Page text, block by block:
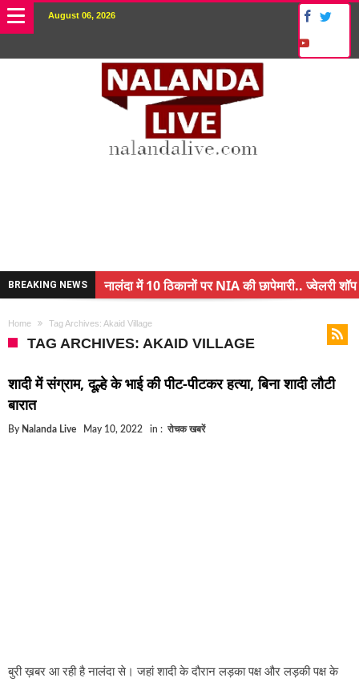
August 06, 2026
BREAKING NEWS
नालंदा में 10 ठिकानों पर NIA की छापेमारी.. ज्वेलरी शॉप
अंचल पदाधिकारी (CO) बर्खास्त.. फर्जीवाड़ा कर पाई थी
बिहार में एक और सिक्स लेन की मंजूरी.. जानिए किन-किन
क्रिकेटर ईशान किशन की शादी फिक्स, गर्लफ्रेंड से होगी
Home Tag Archives: Akaid Village
TAG ARCHIVES: AKAID VILLAGE
शादी में संग्राम, दूल्हे के भाई की पीट-पीटकर हत्या, बिना शादी लौटी
बारात
By Nalanda Live May 10, 2022 in : रोचक खबरें
बुरी ख़बर आ रही है नालंदा से। जहां शादी के दौरान लड़का पक्ष और लड़की पक्ष के